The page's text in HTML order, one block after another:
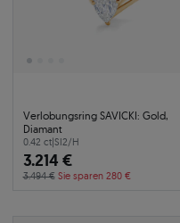
Verlobungsring SAVICKI: Gold,
Diamant
0.42 ct|SI2/H
3.214 €
3.494 € Sie sparen 280 €